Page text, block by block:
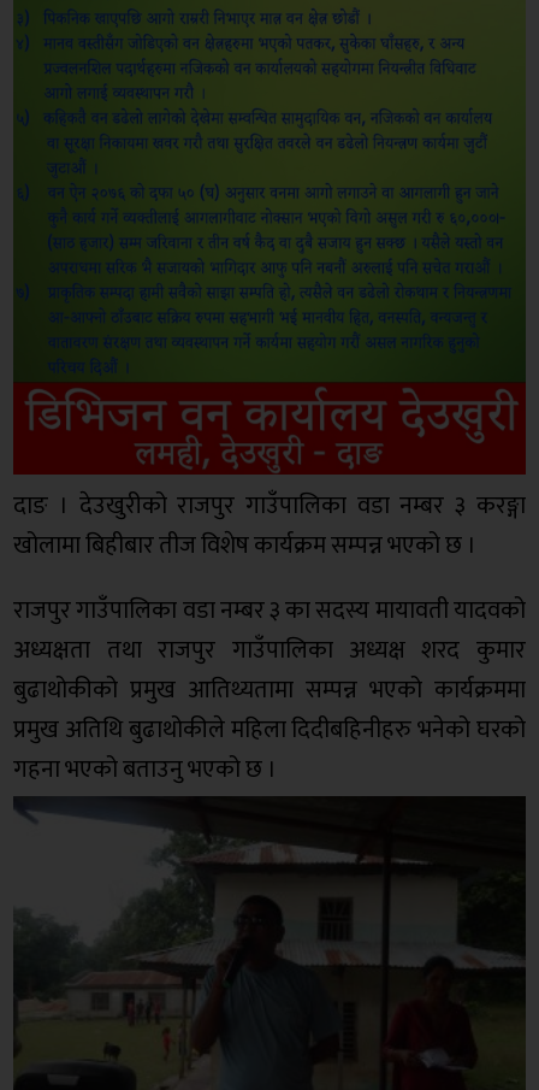
दाङ । देउखुरीको राजपुर गाउँपालिका वडा नम्बर ३ करङ्गा
खोलामा बिहीबार तीज विशेष कार्यक्रम सम्पन्न भएको छ ।
राजपुर गाउँपालिका वडा नम्बर ३ का सदस्य मायावती यादवको
अध्यक्षता तथा राजपुर गाउँपालिका अध्यक्ष शरद कुमार
बुढाथोकीको प्रमुख आतिथ्यतामा सम्पन्न भएको कार्यक्रममा
प्रमुख अतिथि बुढाथोकीले महिला दिदीबहिनीहरु भनेको घरको
गहना भएको बताउनु भएको छ ।